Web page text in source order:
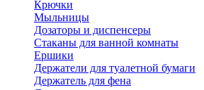
Крючки
Мыльницы
Дозаторы и диспенсеры
Стаканы для ванной комнаты
Ершики
Держатели для туалетной бумаги
Держатель для фена